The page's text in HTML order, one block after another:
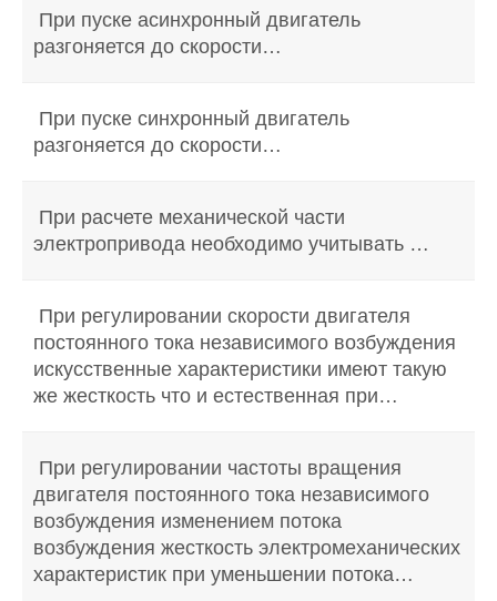
При пуске асинхронный двигатель
разгоняется до скорости…
При пуске синхронный двигатель
разгоняется до скорости…
При расчете механической части
электропривода необходимо учитывать …
При регулировании скорости двигателя
постоянного тока независимого возбуждения
искусственные характеристики имеют такую
же жесткость что и естественная при…
При регулировании частоты вращения
двигателя постоянного тока независимого
возбуждения изменением потока
возбуждения жесткость электромеханических
характеристик при уменьшении потока…